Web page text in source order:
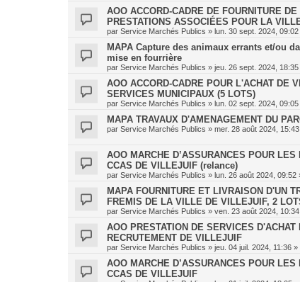
AOO ACCORD-CADRE DE FOURNITURE
PRESTATIONS ASSOCIÉES POUR LA
par Service Marchés Publics » lun. 30 sept. 2024, 09:02
MAPA Capture des animaux errants et/ou
mise en fourrière
par Service Marchés Publics » jeu. 26 sept. 2024, 18:35
AOO ACCORD-CADRE POUR L'ACHAT DE
SERVICES MUNICIPAUX (5 LOTS)
par Service Marchés Publics » lun. 02 sept. 2024, 09:05
MAPA TRAVAUX D'AMENAGEMENT DU
par Service Marchés Publics » mer. 28 août 2024, 15:43
AOO MARCHE D’ASSURANCES POUR
CCAS DE VILLEJUIF (relance)
par Service Marchés Publics » lun. 26 août 2024, 09:52
MAPA FOURNITURE ET LIVRAISON D'UN
FREMIS DE LA VILLE DE VILLEJUIF, 2
par Service Marchés Publics » ven. 23 août 2024, 10:34
AOO PRESTATION DE SERVICES
RECRUTEMENT DE VILLEJUIF
par Service Marchés Publics » jeu. 04 juil. 2024, 11:36 »
AOO MARCHE D’ASSURANCES POUR
CCAS DE VILLEJUIF